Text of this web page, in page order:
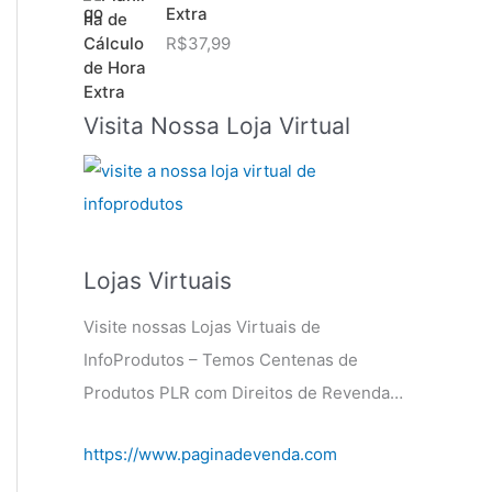
Extra
R$37,99
Visita Nossa Loja Virtual
Lojas Virtuais
Visite nossas Lojas Virtuais de
InfoProdutos – Temos Centenas de
Produtos PLR com Direitos de Revenda…
https://www.paginadevenda.com